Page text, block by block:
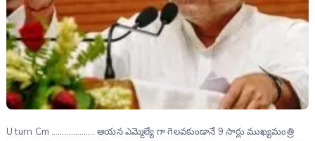
U turn Cm ……………….. ఆయన ఎమ్మెల్యే గా గెలవకుండానే 9 సార్లు ముఖ్యమంత్రి